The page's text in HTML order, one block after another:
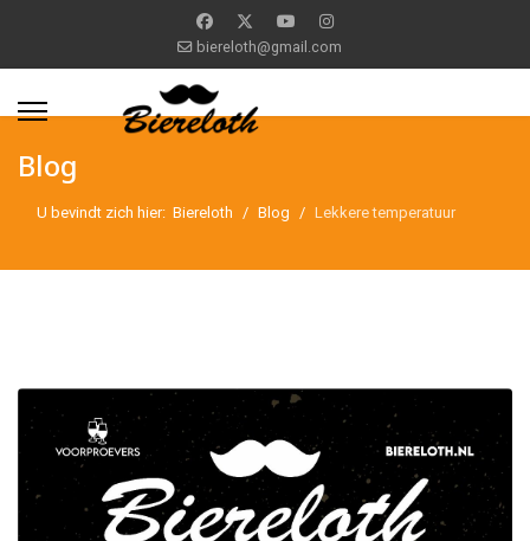
biereloth@gmail.com
Blog
U bevindt zich hier: Biereloth Blog Lekkere temperatuur